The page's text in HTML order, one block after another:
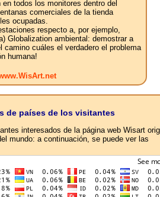
todos los monitores dentro del
comerciales de la tienda
ocupadas.
respecto a, por ejemplo,
Globalization ambiental: demostrar a
camino cuáles el verdadero el problema
humana!
de países de los visitantes
interesados ​​de la página web Wisart
mundo: a continuación, se puede ver las